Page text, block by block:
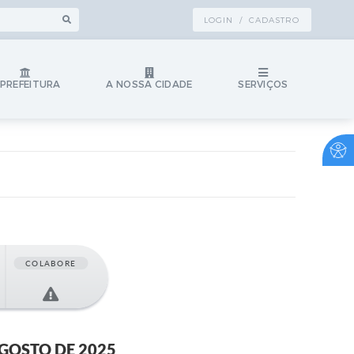
LOGIN / CADASTRO
A NOSSA CIDADE SERVIÇOS
COLABORE
DE 2025